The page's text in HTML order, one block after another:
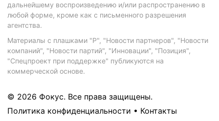
дальнейшему воспроизведению и/или распространению в
любой форме, кроме как с письменного разрешения
агентства.
Материалы с плашками "Р", "Новости партнеров", "Новости
компаний", "Новости партий", "Инновации", "Позиция",
"Спецпроект при поддержке" публикуются на
коммерческой основе.
© 2026 Фокус. Все права защищены.
Политика конфиденциальности • Контакты